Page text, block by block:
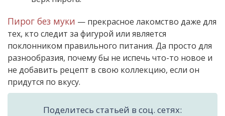
Пирог без муки — прекрасное лакомство даже для
тех, кто следит за фигурой или является
поклонником правильного питания. Да просто для
разнообразия, почему бы не испечь что-то новое и
не добавить рецепт в свою коллекцию, если он
придутся по вкусу.
Поделитесь статьей в соц. сетях: